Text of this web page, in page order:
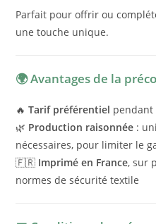
Parfait pour offrir ou
une touche unique.
🌍 Avantages de la
🔥Tarif préférentiel pendant
🌿 Production raisonnée :
nécessaires, pour limiter le
🇫🇷 Imprimé en France, sur
normes de sécurité textile